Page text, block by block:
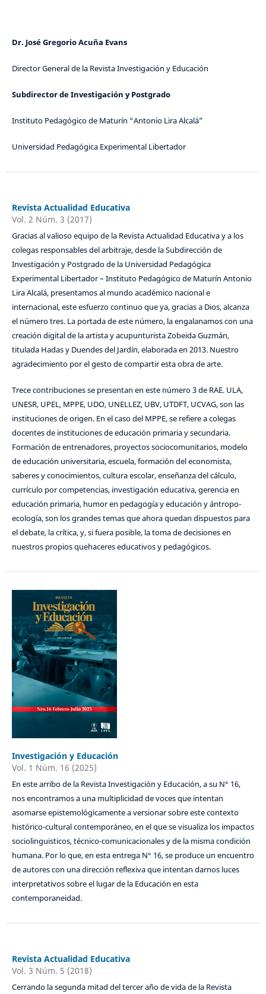
Dr. José Gregorio Acuña Evans
Director General de la Revista Investigación y Educación
Subdirector de Investigación y Postgrado
Instituto Pedagógico de Maturín “Antonio Lira Alcalá”
Universidad Pedagógica Experimental Libertador
Revista Actualidad Educativa
Vol. 2 Núm. 3 (2017)
Gracias al valioso equipo de la Revista Actualidad Educativa y a los
colegas responsables del arbitraje, desde la Subdirección de
Investigación y Postgrado de la Universidad Pedagógica
Experimental Libertador – Instituto Pedagógico de Maturín Antonio
Lira Alcalá, presentamos al mundo académico nacional e
internacional, este esfuerzo continuo que ya, gracias a Dios, alcanza
el número tres. La portada de este número, la engalanamos con una
creación digital de la artista y acupunturista Zobeida Guzmán,
titulada Hadas y Duendes del Jardín, elaborada en 2013. Nuestro
agradecimiento por el gesto de compartir esta obra de arte.
Trece contribuciones se presentan en este número 3 de RAE. ULA,
UNESR, UPEL, MPPE, UDO, UNELLEZ, UBV, UTDFT, UCVAG, son las
instituciones de origen. En el caso del MPPE, se refiere a colegas
docentes de instituciones de educación primaria y secundaria.
Formación de entrenadores, proyectos sociocomunitarios, modelo
de educación universitaria, escuela, formación del economista,
saberes y conocimientos, cultura escolar, enseñanza del cálculo,
currículo por competencias, investigación educativa, gerencia en
educación primaria, humor en pedagogía y educación y ántropo-
ecología, son los grandes temas que ahora quedan dispuestos para
el debate, la crítica, y, si fuera posible, la toma de decisiones en
nuestros propios quehaceres educativos y pedagógicos.
Investigación y Educación
Vol. 1 Núm. 16 (2025)
En este arribo de la Revista Investigación y Educación, a su N° 16,
nos encontramos a una multiplicidad de voces que intentan
asomarse epistemológicamente a versionar sobre este contexto
histórico-cultural contemporáneo, en el que se visualiza los impactos
sociolinguisticos, técnico-comunicacionales y de la misma condición
humana. Por lo que, en esta entrega N° 16, se produce un encuentro
de autores con una dirección reflexiva que intentan darnos luces
interpretativos sobre el lugar de la Educación en esta
contemporaneidad.
Revista Actualidad Educativa
Vol. 3 Núm. 5 (2018)
Cerrando la segunda mitad del tercer año de vida de la Revista